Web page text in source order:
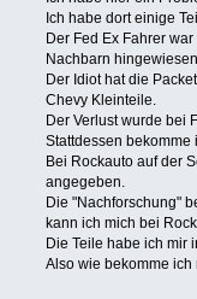
Ich habe dort einige
Der Fed Ex Fahrer
Nachbarn
Der Idiot hat die
Chevy Kleinteile.
Der Verlust wurde bei
Stattdessen bekomme
Bei Rockauto auf der
angegeben.
Die "Nachforschung"
kann ich mich bei
Die Teile habe ich mir
Also wie bekomme